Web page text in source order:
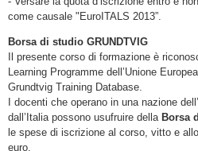
come causale "EuroITALS 2013”.
Borsa di studio GRUNDTVIG
Il presente corso di formazione è
Learning Programme dell’Unione
Grundtvig Training Database.
I docenti che operano in una nazione
dall’Italia possono usufruire della Borsa
le spese di iscrizione al corso, vitto e
euro.